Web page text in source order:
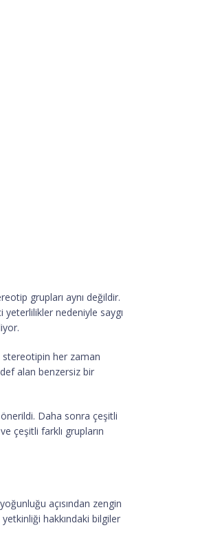
grupları aynı değildir.
yeterlilikler nedeniyle saygı
stereotipin her zaman
alan benzersiz bir
Daha sonra çeşitli
çeşitli farklı grupların
açısından zengin
hakkındaki bilgiler